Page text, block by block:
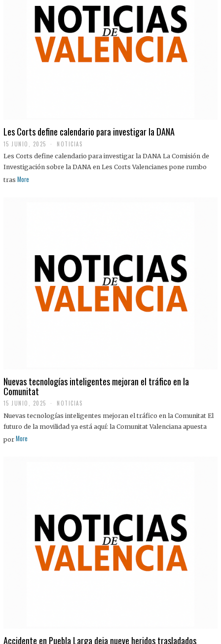
Les Corts define calendario para investigar la DANA
15 JUNIO, 2025 NOTICIAS
Les Corts define calendario para investigar la DANA La Comisión de
Investigación sobre la DANA en Les Corts Valencianes pone rumbo
tras More
Nuevas tecnologías inteligentes mejoran el tráfico en la
Comunitat
15 JUNIO, 2025 NOTICIAS
Nuevas tecnologías inteligentes mejoran el tráfico en la Comunitat El
futuro de la movilidad ya está aquí: la Comunitat Valenciana apuesta
por More
Accidente en Puebla Larga deja nueve heridos trasladados